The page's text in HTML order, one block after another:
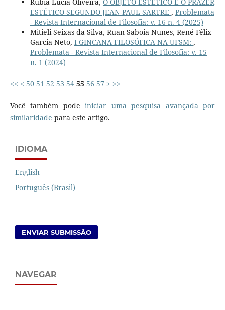
ESTÉTICO SEGUNDO JEAN-PAUL SARTRE , Problemata
- Revista Internacional de Filosofia: v. 16 n. 4 (2025)
Mitieli Seixas da Silva, Ruan Saboia Nunes, René Félix
Garcia Neto, I GINCANA FILOSÓFICA NA UFSM: ,
Problemata - Revista Internacional de Filosofia: v. 15
n. 1 (2024)
<< < 50 51 52 53 54 55 56 57 > >>
Você também podeiniciar uma pesquisa avançada por
similaridade para este artigo.
IDIOMA
English
Português (Brasil)
ENVIAR SUBMISSÃO
NAVEGAR